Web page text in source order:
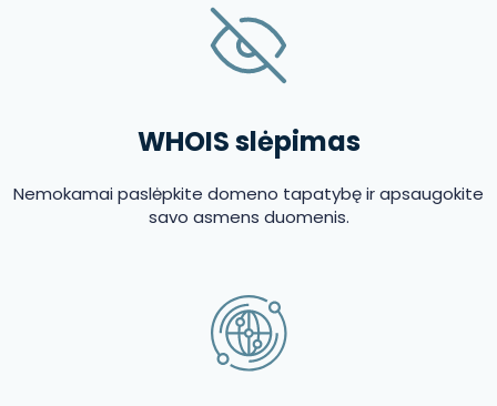
WHOIS slėpimas
Nemokamai paslėpkite domeno tapatybę ir apsaugokite
savo asmens duomenis.